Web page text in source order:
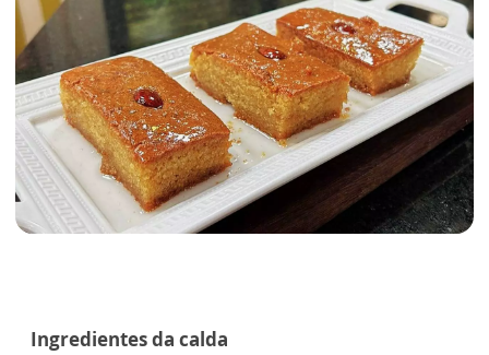
Ingredientes da calda